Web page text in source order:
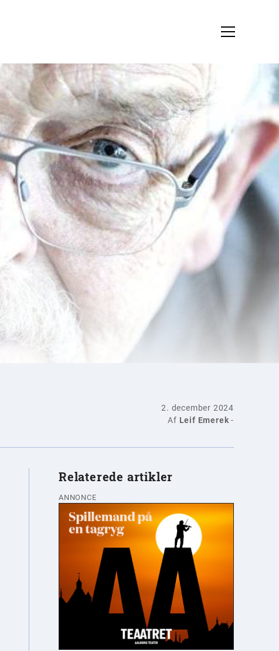
2. december 2024
Af Leif Emerek-
Relaterede artikler
ANNONCE